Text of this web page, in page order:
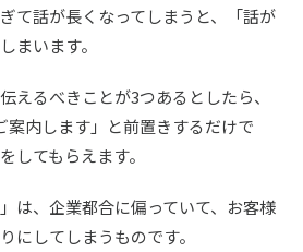
て話が長くなってしまうと、「話が
まいます。
えるべきことが3つあるとしたら、
案内します」と前置きするだけで
してもらえます。
は、企業都合に偏っていて、お客様
にしてしまうものです。